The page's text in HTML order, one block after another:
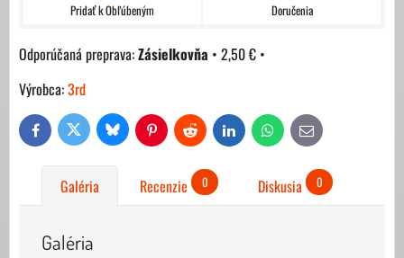
Pridať k Obľúbeným Doručenia
Zásielkovňa • 2,50 € •
Výrobca:3rd
FacebookTwitter Bluesky PinterestReddit LinkedIn WhatsAppE-
mail
Galéria Recenzie 0 Diskusia 0
Galéria